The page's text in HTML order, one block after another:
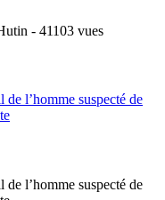
- 41103 vues